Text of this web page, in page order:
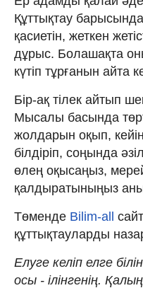
Құттықтау
қасиетін, жеткен
дұрыс. Болашақта
күтіп тұрғанын айта
Бір-ақ тілек айтып
Мысалы басында
жолдарын оқып, кейін
білдіріп, соңында
өлең оқысаңыз,
қалдыратыныңыз
Төменде Bilim-all
құттықтауларды
Елуге келіп елге
осы - ілінгенің.